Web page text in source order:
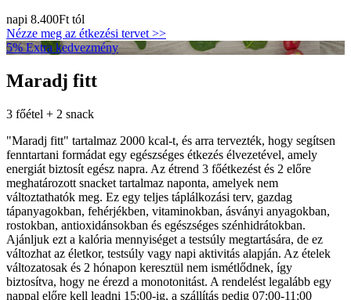
napi 8.400Ft tól
Nézze meg az étkezési tervet >>
5% Extra kedvezmény
Maradj fitt
3 főétel + 2 snack
"Maradj fitt" tartalmaz 2000 kcal-t, és arra tervezték, hogy segítsen
fenntartani formádat egy egészséges étkezés élvezetével, amely
energiát biztosít egész napra. Az étrend 3 főétkezést és 2 előre
meghatározott snacket tartalmaz naponta, amelyek nem
változtathatók meg. Ez egy teljes táplálkozási terv, gazdag
tápanyagokban, fehérjékben, vitaminokban, ásványi anyagokban,
rostokban, antioxidánsokban és egészséges szénhidrátokban.
Ajánljuk ezt a kalória mennyiséget a testsúly megtartására, de ez
változhat az életkor, testsúly vagy napi aktivitás alapján. Az ételek
változatosak és 2 hónapon keresztül nem ismétlődnek, így
biztosítva, hogy ne érezd a monotonitást. A rendelést legalább egy
nappal előre kell leadni 15:00-ig, a szállítás pedig 07:00-11:00